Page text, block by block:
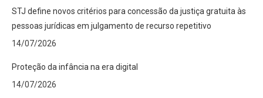
STJ define novos critérios para concessão da justiça gratuita às
pessoas jurídicas em julgamento de recurso repetitivo
14/07/2026
Proteção da infância na era digital
14/07/2026